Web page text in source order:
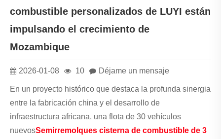
combustible personalizados de LUYI están
impulsando el crecimiento de
Mozambique
2026-01-08 10 Déjame un mensaje
En un proyecto histórico que destaca la profunda sinergia
entre la fabricación china y el desarrollo de
infraestructura africana, una flota de 30 vehículos
nuevosSemirremolques cisterna de combustible de 3